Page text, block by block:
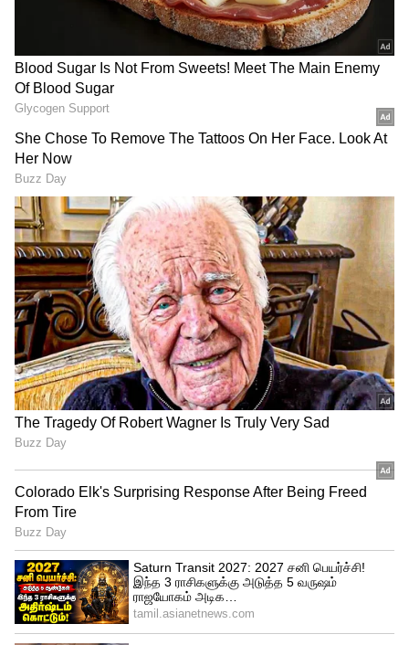
ராசியினர், ஒருமுறை ஒருவரைத் தங்களின்
நெருங்கிய வட்டத்தில் சேர்த்துவிட்டால்,
அவர்களுக்காக எதையும் செய்யத்
துணிவார்கள். ஆனால், இவர்களின்
தங்களுக்குச் சாதகமாகப் பயன்படுத்தி,
காரியம் முடிந்ததும் விலகி விடுவார்கள்.
இவர்கள் புதன்கிழமைகளில்
பறவைகளுக்குத் தானியங்கள் வழங்குவது
இவர்களுக்கு நல்ல மனிதர்களை
அடையாளம் காட்டும்.